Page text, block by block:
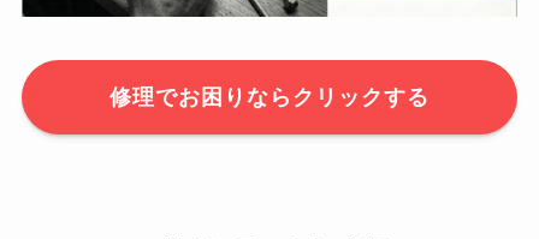
修理でお困りならクリックする